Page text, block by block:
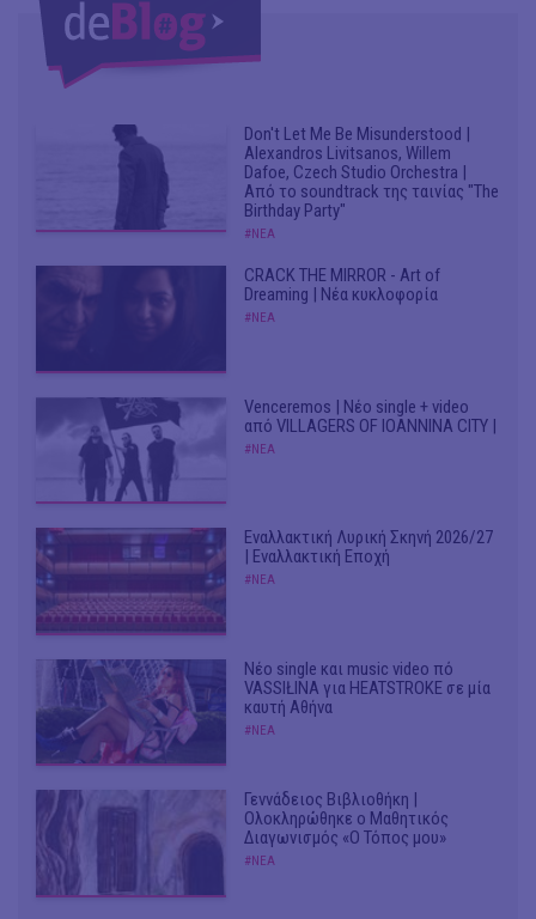
Don't Let Me Be Misunderstood |
Alexandros Livitsanos, Willem
Dafoe, Czech Studio Orchestra |
Από το soundtrack της ταινίας "The
Birthday Party"
#ΝΕΑ
CRACK THE MIRROR - Art of
Dreaming | Νέα κυκλοφορία
#ΝΕΑ
Venceremos | Νέο single + video
από VILLAGERS OF IOANNINA CITY |
#ΝΕΑ
Εναλλακτική Λυρική Σκηνή 2026/27
| Εναλλακτική Εποχή
#ΝΕΑ
Νέο single και music video πό
VASSIŁINA για HEATSTROKE σε μία
καυτή Αθήνα
#ΝΕΑ
Γεννάδειος Βιβλιοθήκη |
Ολοκληρώθηκε ο Μαθητικός
Διαγωνισμός «Ο Τόπος μου»
#ΝΕΑ